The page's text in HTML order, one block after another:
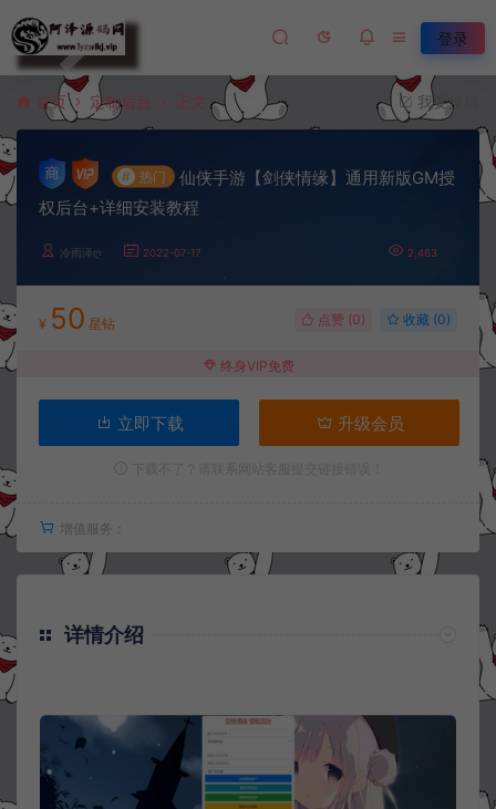
登录
首页 定制后台 正文 我要投稿
# 热门
仙侠手游【剑侠情缘】通用新版GM授
权后台+详细安装教程
冷雨泽ღ 2022-07-17 2,463
¥ 50 星钻 点赞 (0) 收藏 (0)
终身VIP免费
立即下载 升级会员
增值服务：
详情介绍